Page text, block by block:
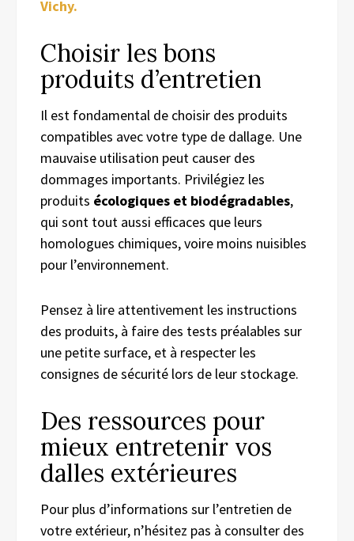
Vichy.
Choisir les bons
produits d’entretien
Il est fondamental de choisir des produits
compatibles avec votre type de dallage. Une
mauvaise utilisation peut causer des
dommages importants. Privilégiez les
produits écologiques et biodégradables,
qui sont tout aussi efficaces que leurs
homologues chimiques, voire moins nuisibles
pour l’environnement.
Pensez à lire attentivement les instructions
des produits, à faire des tests préalables sur
une petite surface, et à respecter les
consignes de sécurité lors de leur stockage.
Des ressources pour
mieux entretenir vos
dalles extérieures
Pour plus d’informations sur l’entretien de
votre extérieur, n’hésitez pas à consulter des